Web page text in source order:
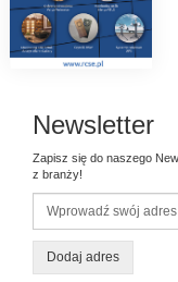
Newsletter
Zapisz się do naszego
z branży!
Dodaj adres